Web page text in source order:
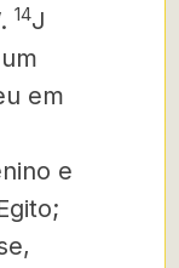
14J
em
e